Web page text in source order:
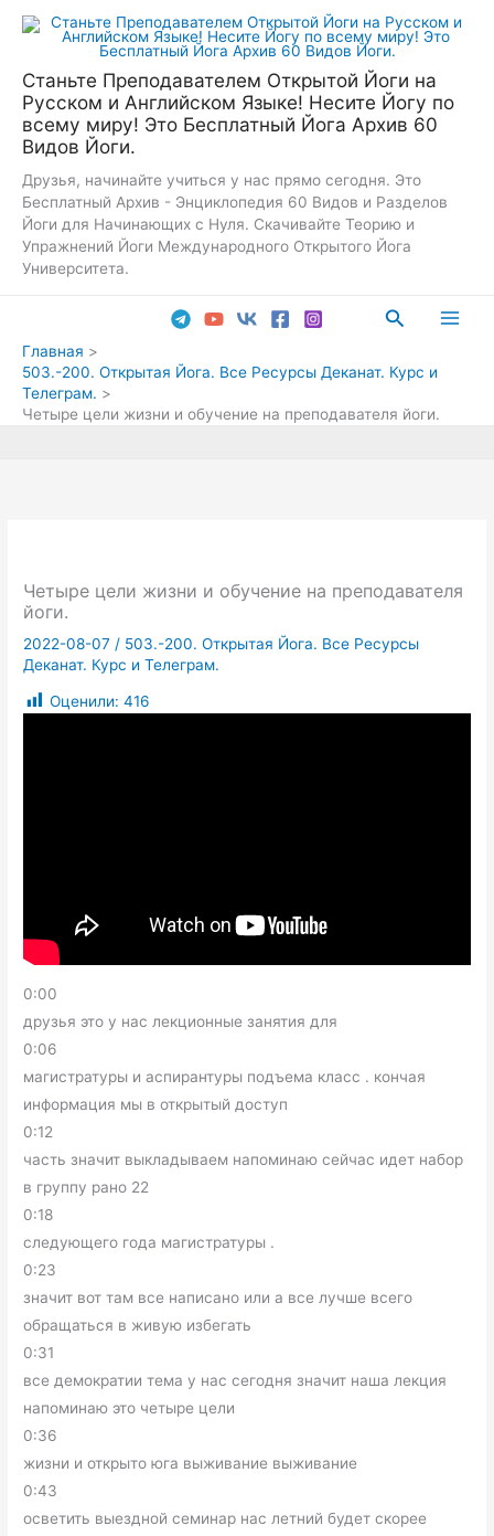
Перейти
Станьте Преподавателем Открытой Йоги на
Русском и Английском Языке! Несите Йогу по
всему миру! Это Бесплатный Йога Архив 60
Видов Йоги.
Друзья, начинайте учиться у нас прямо сегодня. Это
Бесплатный Архив - Энциклопедия 60 Видов и Разделов
Йоги для Начинающих с Нуля. Скачивайте Теорию и
Упражнений Йоги Международного Открытого Йога
Университета.
Поиск
Главная
503.-200. Открытая Йога. Все Ресурсы Деканат. Курс и
Телеграм.
Четыре цели жизни и обучение на преподавателя йоги.
Четыре цели жизни и обучение на преподавателя
йоги.
2022-08-07 / 503.-200. Открытая Йога. Все Ресурсы
Деканат. Курс и Телеграм.
Оценили: 416
0:00
друзья это у нас лекционные занятия для
0:06
магистратуры и аспирантуры подъема класс . кончая
информация мы в открытый доступ
0:12
часть значит выкладываем напоминаю сейчас идет набор
в группу рано 22
0:18
следующего года магистратуры .
0:23
значит вот там все написано или а все лучше всего
обращаться в живую избегать
0:31
все демократии тема у нас сегодня значит наша лекция
напоминаю это четыре цели
0:36
жизни и открыто юга выживание выживание
0:43
осветить выездной семинар нас летний будет скорее